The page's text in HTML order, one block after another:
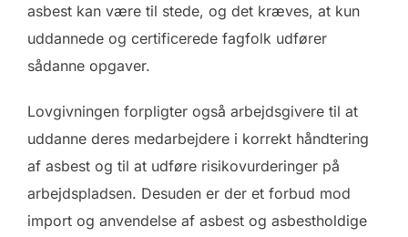
asbest kan være til stede, og det kræves, at kun
uddannede og certificerede fagfolk udfører
sådanne opgaver.
Lovgivningen forpligter også arbejdsgivere til at
uddanne deres medarbejdere i korrekt håndtering
af asbest og til at udføre risikovurderinger på
arbejdspladsen. Desuden er der et forbud mod
import og anvendelse af asbest og asbestholdige